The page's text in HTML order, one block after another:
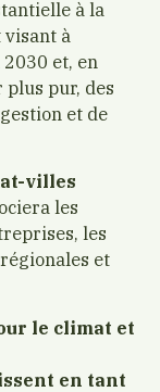
à la
à
et, en
pur, des
et de
villes
les
les
et
le climat et
en tant